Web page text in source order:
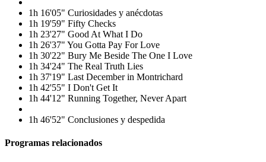
1h 16'05" Curiosidades y anécdotas
1h 19'59" Fifty Checks
1h 23'27" Good At What I Do
1h 26'37" You Gotta Pay For Love
1h 30'22" Bury Me Beside The One I Love
1h 34'24" The Real Truth Lies
1h 37'19" Last December in Montrichard
1h 42'55" I Don't Get It
1h 44'12" Running Together, Never Apart
1h 46'52" Conclusiones y despedida
Programas relacionados